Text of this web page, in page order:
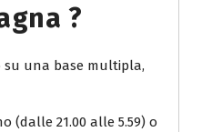
?
una base multipla,
(dalle 21.00 alle 5.59) o